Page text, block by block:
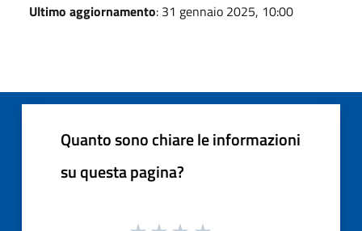
Ultimo aggiornamento: 31 gennaio 2025, 10:00
Quanto sono chiare le informazioni
su questa pagina?